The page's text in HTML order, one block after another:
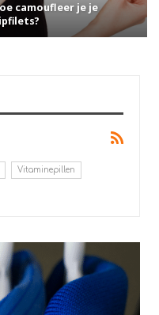
camoufleer je je
Vitaminepillen